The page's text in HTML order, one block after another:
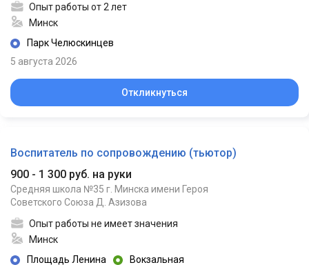
Опыт работы от 2 лет
Минск
Парк Челюскинцев
5 августа 2026
Откликнуться
Воспитатель по сопровождению (тьютор)
900 - 1 300 руб. на руки
Средняя школа №35 г. Минска имени Героя
Советского Союза Д. Азизова
Опыт работы не имеет значения
Минск
Площадь Ленина
Вокзальная